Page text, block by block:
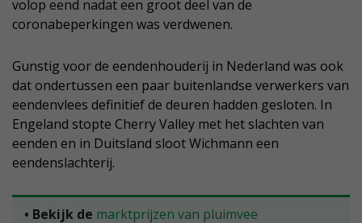
volop eend nadat een groot deel van de
coronabeperkingen was verdwenen.
Gunstig voor de eendenhouderij in Nederland was ook
dat ondertussen een paar buitenlandse verwerkers van
eendenvlees definitief de deuren hadden gesloten. In
Engeland stopte Cherry Valley met het slachten van
eenden en in Duitsland sloot Wichmann een
eendenslachterij.
• Bekijk de marktprijzen van pluimvee